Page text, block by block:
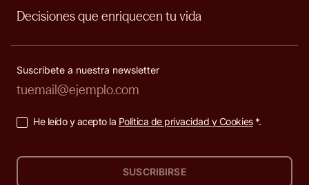
Decisiones que enriquecen tu vida
Suscríbete a nuestra newsletter
He leído y acepto la Política de privacidad y Cookies*.
SUSCRIBIRSE